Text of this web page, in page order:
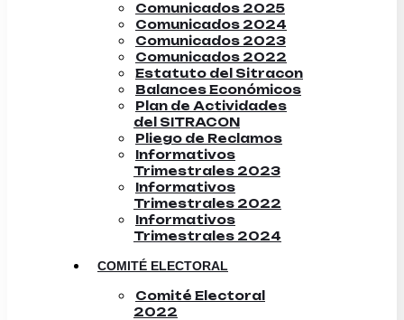
Comunicados 2025
Comunicados 2024
Comunicados 2023
Comunicados 2022
Estatuto del Sitracon
Balances Económicos
Plan de Actividades
del SITRACON
Pliego de Reclamos
Informativos
Trimestrales 2023
Informativos
Trimestrales 2022
Informativos
Trimestrales 2024
COMITÉ ELECTORAL
Comité Electoral
2022